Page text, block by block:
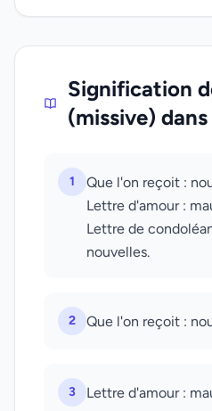
Signification
(missive)
1
Que l'on reçoit :
Lettre d'amour :
Lettre de
nouvelles.
2 Que l'on reçoit :
3 Lettre d'amour :